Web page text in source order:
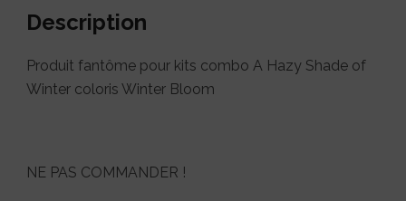
Description
Produit fantôme pour kits combo A Hazy Shade of
Winter coloris Winter Bloom
NE PAS COMMANDER !